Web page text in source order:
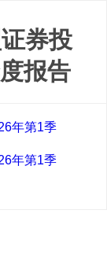
券投
报告
年第1季
年第1季